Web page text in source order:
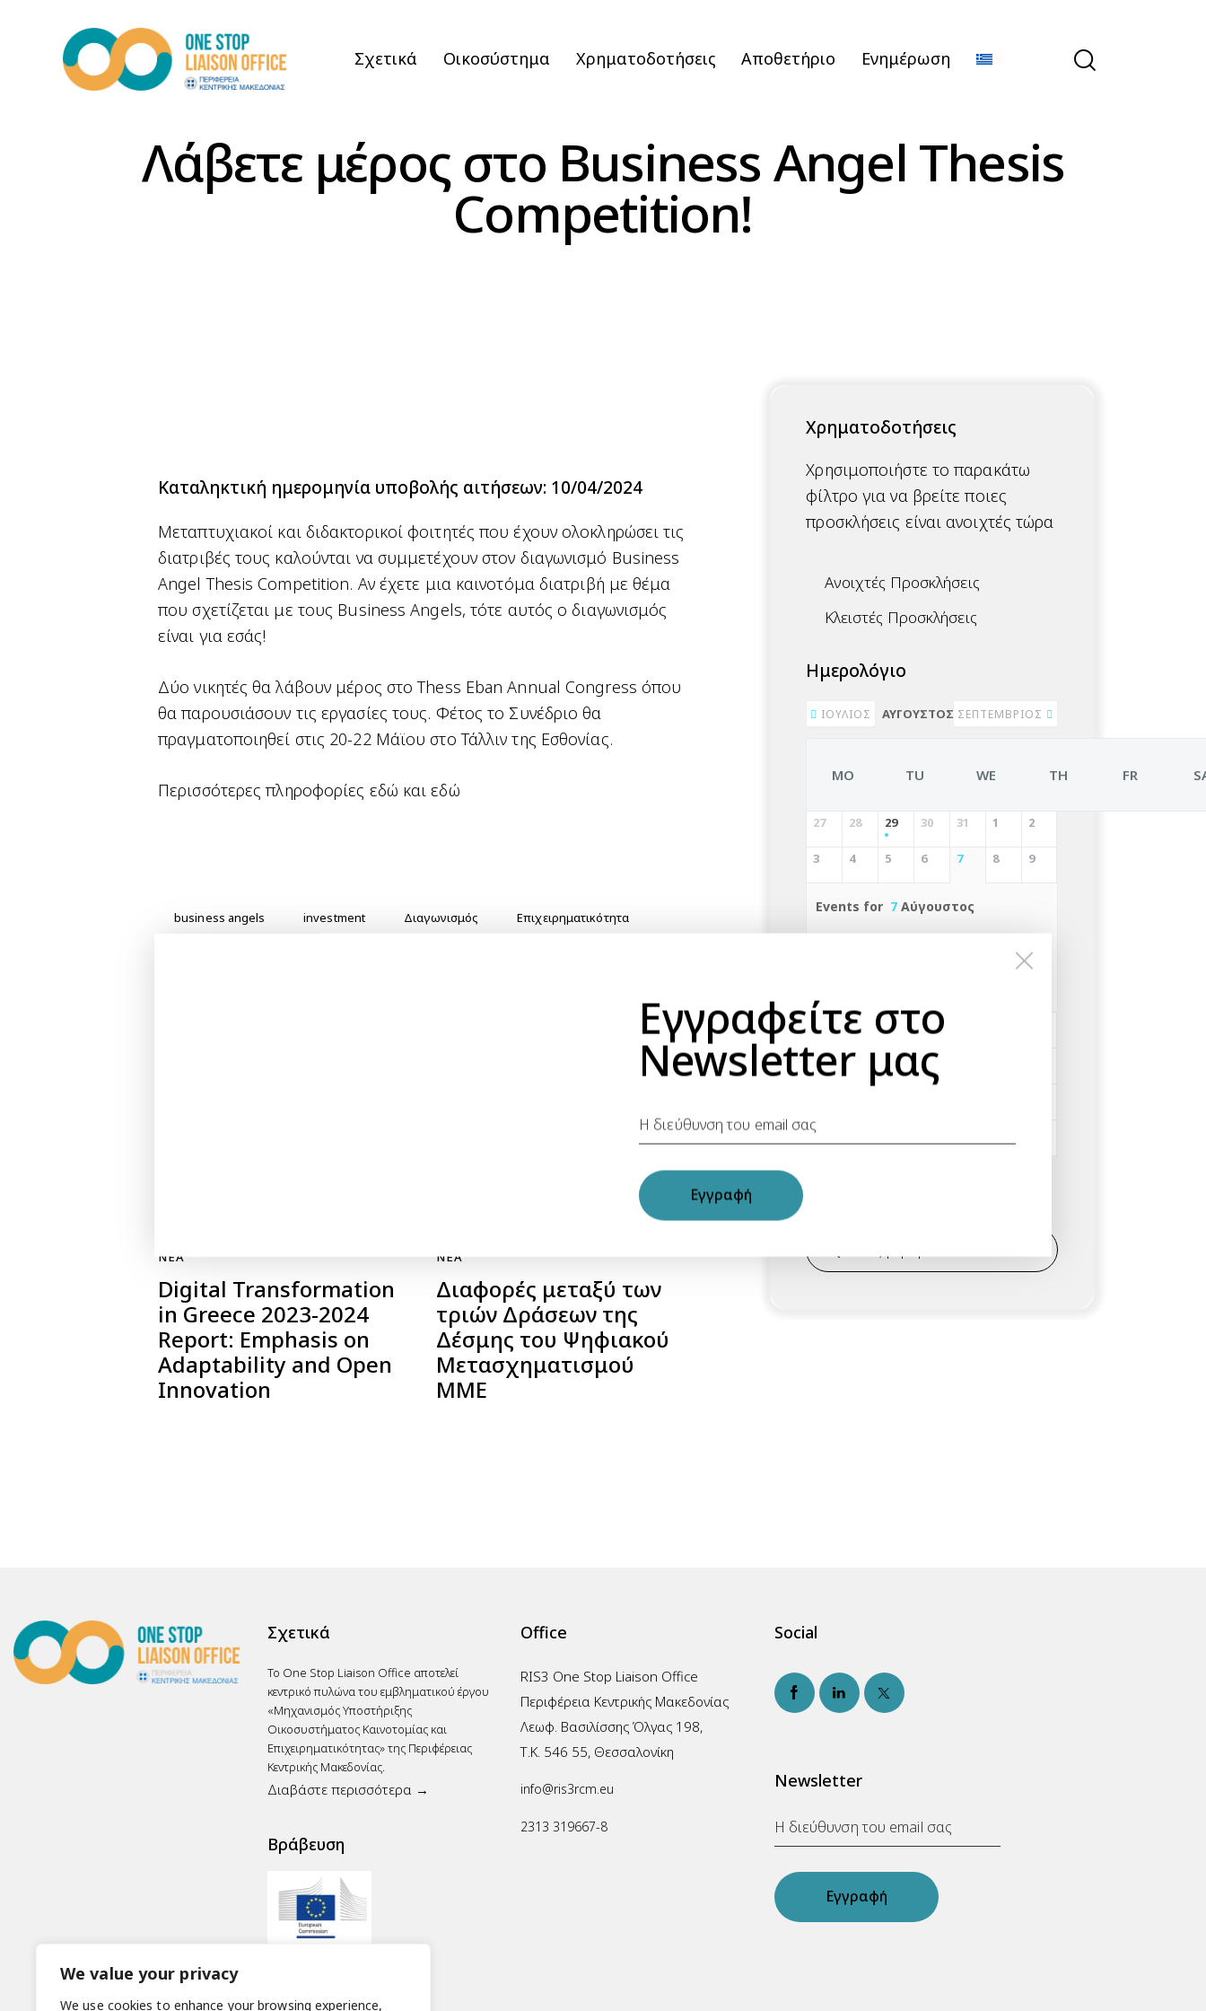
We value your privacy
We use cookies to enhance your browsing experience,
Σχετικά Οικοσύστημα Χρηματοδοτήσεις Αποθετήριο Ενημέρωση
Λάβετε μέρος στο Business Angel Thesis
Competition!
Καταληκτική ημερομηνία υποβολής αιτήσεων: 10/04/2024
Μεταπτυχιακοί και διδακτορικοί φοιτητές που έχουν ολοκληρώσει τις
διατριβές τους καλούνται να συμμετέχουν στον διαγωνισμό Business
Angel Thesis Competition. Αν έχετε μια καινοτόμα διατριβή με θέμα
που σχετίζεται με τους Business Angels, τότε αυτός ο διαγωνισμός
είναι για εσάς!
Δύο νικητές θα λάβουν μέρος στο Thess Eban Annual Congress όπου
θα παρουσιάσουν τις εργασίες τους. Φέτος το Συνέδριο θα
πραγματοποιηθεί στις 20-22 Μάϊου στο Τάλλιν της Εσθονίας.
Περισσότερες πληροφορίες εδώ και εδώ
business angels investment Διαγωνισμός Επιχειρηματικότητα
NEXT
Άνοιξε η 3η Πρόσκληση του
Interreg Europe
ΝΈΑ
Digital Transformation
in Greece 2023-2024
Report: Emphasis on
Adaptability and Open
Innovation
ΝΈΑ
Διαφορές μεταξύ των
τριών Δράσεων της
Δέσμης του Ψηφιακού
Μετασχηματισμού
ΜΜΕ
Χρηματοδοτήσεις
Χρησιμοποιήστε το παρακάτω
φίλτρο για να βρείτε ποιες
προσκλήσεις είναι ανοιχτές τώρα
Ανοιχτές Προσκλήσεις
Κλειστές Προσκλήσεις
Ημερολόγιο
ΙΟΎΛΙΟΣ ΑΎΓΟΥΣΤΟΣ 2026ΣΕΠΤΈΜΒΡΙΟΣ
MO TU WE TH FR
27 28 29 30 31 1 2
3 4 5 6 7 8 9
Events for 7 Αύγουστος
11 12 13
17 18 19 20
31
Σχετικά
Το One Stop Liaison Office αποτελεί
κεντρικό πυλώνα του εμβληματικού έργου
«Μηχανισμός Υποστήριξης
Οικοσυστήματος Καινοτομίας και
Επιχειρηματικότητας» της Περιφέρειας
Κεντρικής Μακεδονίας.
Διαβάστε περισσότερα →
Βράβευση
Office
RIS3 One Stop Liaison Office
Περιφέρεια Κεντρικής Μακεδονίας
Λεωφ. Βασιλίσσης Όλγας 198,
Τ.Κ. 546 55, Θεσσαλονίκη
info@ris3rcm.eu
2313 319667-8
Social
Newsletter
Εγγραφή
Εγγραφείτε στο
Newsletter μας
Εγγραφή